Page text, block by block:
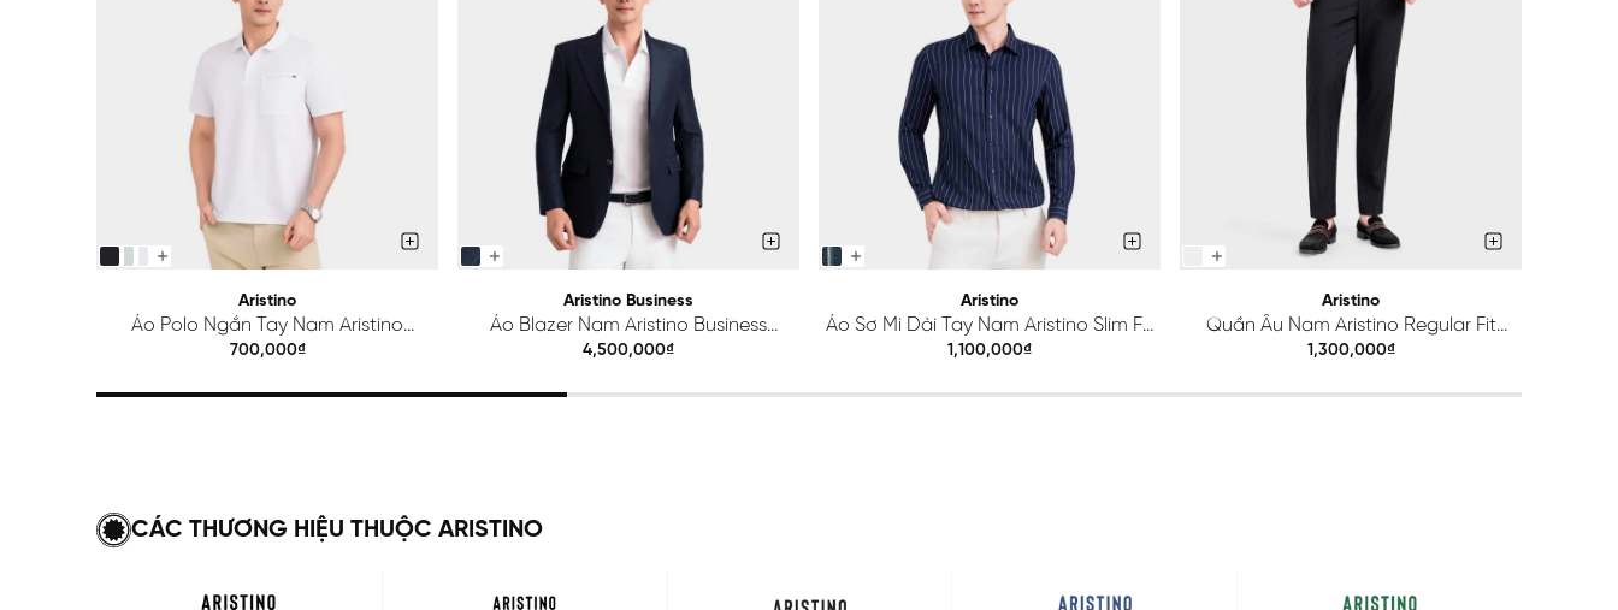
Aristino
Áo Polo Ngắn Tay Nam Aristino
Regular APS615EDP01
700,000₫
Aristino Business
Áo Blazer Nam Aristino Business
Premio 1BZ201S0H2
4,500,000₫
Aristino
Áo Sơ Mi Dài Tay Nam Aristino Slim Fit
ALS425S0H2
1,100,000₫
Aristino
Quần Âu Nam Aristino Regular Fit
ATR203S0H2
1,300,000₫
CÁC THƯƠNG HIỆU THUỘC ARISTINO